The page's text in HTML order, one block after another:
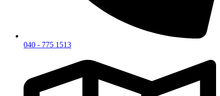
040 - 775 1513